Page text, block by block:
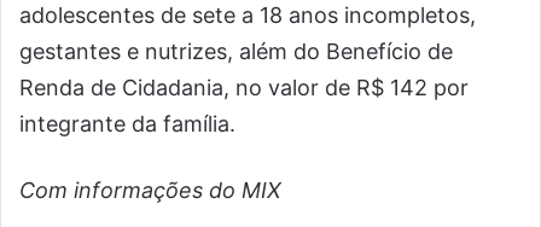
adolescentes de sete a 18 anos incompletos,
gestantes e nutrizes, além do Benefício de
Renda de Cidadania, no valor de R$ 142 por
integrante da família.
Com informações do MIX